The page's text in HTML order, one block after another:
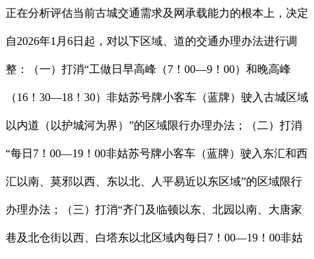
正在分析评估当前古城交通需求及网承载能力的根本上，决定
自2026年1月6日起，对以下区域、道的交通办理办法进行调
整：（一）打消“工做日早高峰（7！00—9！00）和晚高峰
（16！30—18！30）非姑苏号牌小客车（蓝牌）驶入古城区域
以内道（以护城河为界）”的区域限行办理办法；（二）打消
“每日7！00—19！00非姑苏号牌小客车（蓝牌）驶入东汇和西
汇以南、莫邪以西、东以北、人平易近以东区域”的区域限行
办理办法；（三）打消“齐门及临顿以东、北园以南、大唐家
巷及北仓街以西、白塔东以北区域内每日7！00—19！00非姑